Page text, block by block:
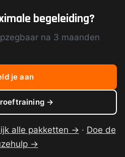
begeleiding?
na 3 maanden
je aan
→
alle pakketten → · Doe de
→